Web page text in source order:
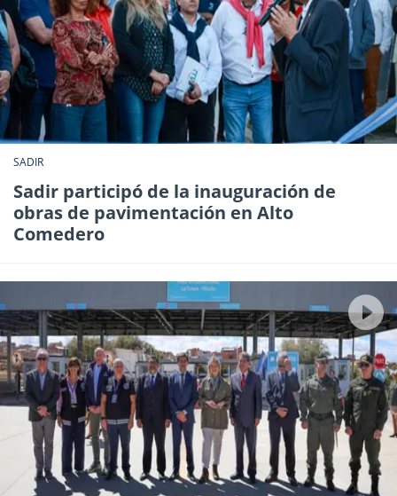
SADIR
Sadir participó de la inauguración de
obras de pavimentación en Alto
Comedero